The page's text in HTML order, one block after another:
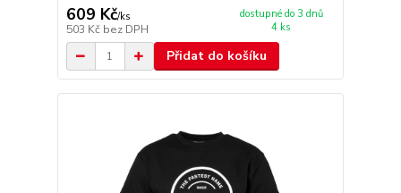
609 Kč/ks
503 Kč bez DPH
dostupné do 3 dnů
4 ks
Přidat do košíku